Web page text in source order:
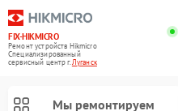
FIX-HIKMICRO
Ремонт устройств Hikmicro
Специализированный
cервисный центр г.Луганск
Мы ремонтируем